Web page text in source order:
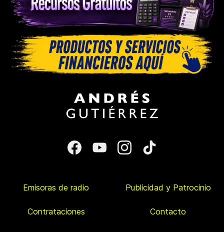
Emisoras de radio Publicidad y Patrocinio
Contrataciones Contacto